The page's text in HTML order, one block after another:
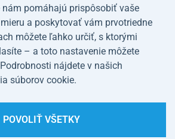
doplnky
Ochrana osobných
údajov
nám pomáhajú prispôsobiť vaše
a poskytovať vám prvotriedne
môžete ľahko určiť, s ktorými
– a toto nastavenie môžete
nájdete v našich
súborov cookie.
POVOLIŤ VŠETKY